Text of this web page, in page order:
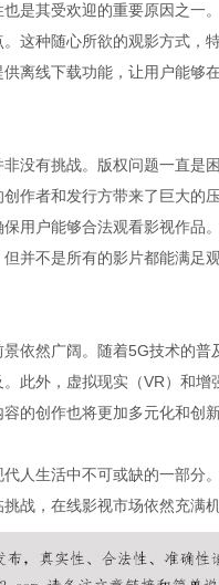
是其受欢迎的重要原因之一
这种随心所欲的观影方式，
离线下载功能，让用户能够
没有挑战。版权问题一直是
作者和发行方带来了巨大的
用户能够合法观看影视作品
并不是所有的影片都能满足
依然广阔。随着5G技术的
此外，虚拟现实（VR）和
的创作也将更加多元化和创
人生活中不可或缺的一部分
战，在线影视市场依然充满